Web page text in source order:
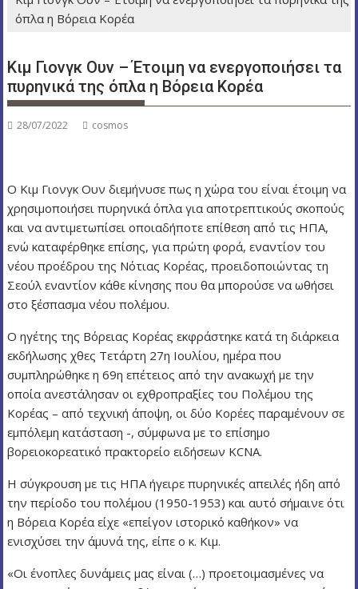
όπλα η Βόρεια Κορέα
Κιμ Γιονγκ Ουν – Έτοιμη να ενεργοποιήσει τα
πυρηνικά της όπλα η Βόρεια Κορέα
28/07/2022 cosmos
Ο Κιμ Γιονγκ Ουν διεμήνυσε πως η χώρα του είναι έτοιμη να
χρησιμοποιήσει πυρηνικά όπλα για αποτρεπτικούς σκοπούς
και να αντιμετωπίσει οποιαδήποτε επίθεση από τις ΗΠΑ,
ενώ καταφέρθηκε επίσης, για πρώτη φορά, εναντίον του
νέου προέδρου της Νότιας Κορέας, προειδοποιώντας τη
Σεούλ εναντίον κάθε κίνησης που θα μπορούσε να ωθήσει
στο ξέσπασμα νέου πολέμου.
Ο ηγέτης της Βόρειας Κορέας εκφράστηκε κατά τη διάρκεια
εκδήλωσης χθες Τετάρτη 27η Ιουλίου, ημέρα που
συμπληρώθηκε η 69η επέτειος από την ανακωχή με την
οποία ανεστάλησαν οι εχθροπραξίες του Πολέμου της
Κορέας – από τεχνική άποψη, οι δύο Κορέες παραμένουν σε
εμπόλεμη κατάσταση -, σύμφωνα με το επίσημο
βορειοκορεατικό πρακτορείο ειδήσεων KCNA.
Η σύγκρουση με τις ΗΠΑ ήγειρε πυρηνικές απειλές ήδη από
την περίοδο του πολέμου (1950-1953) και αυτό σήμαινε ότι
η Βόρεια Κορέα είχε «επείγον ιστορικό καθήκον» να
ενισχύσει την άμυνά της, είπε ο κ. Κιμ.
«Οι ένοπλες δυνάμεις μας είναι (…) προετοιμασμένες να